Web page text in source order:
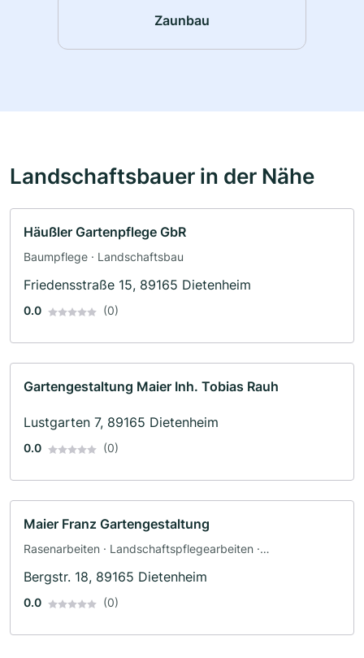
Zaunbau
Landschaftsbauer in der Nähe
Häußler Gartenpflege GbR
Baumpflege · Landschaftsbau
Friedensstraße 15, 89165 Dietenheim
0.0 (0)
Gartengestaltung Maier Inh. Tobias Rauh
Lustgarten 7, 89165 Dietenheim
0.0 (0)
Maier Franz Gartengestaltung
Rasenarbeiten · Landschaftspflegearbeiten ·
Bergstr. 18, 89165 Dietenheim
0.0 (0)